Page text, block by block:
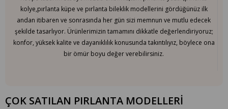
kolye,pırlanta küpe ve pırlanta bileklik modellerini gördüğünüz ilk
andan itibaren ve sonrasında her gün sizi memnun ve mutlu edecek
şekilde tasarlıyor. Ürünlerimizin tamamını dikkatle değerlendiriyoruz;
konfor, yüksek kalite ve dayanıklılık konusunda takıntılıyız, böylece ona
bir ömür boyu değer verebilirsiniz.
ÇOK SATILAN PIRLANTA MODELLERİ